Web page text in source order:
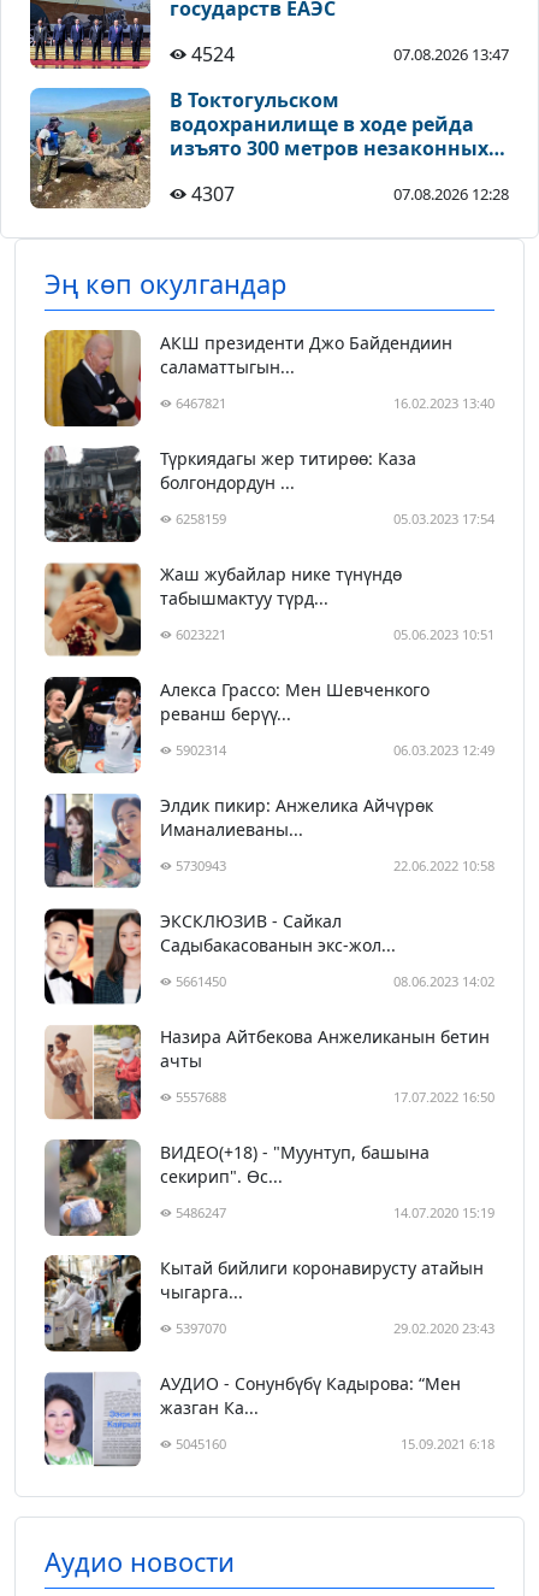
государств ЕАЭС
4524
07.08.2026 13:47
В Токтогульском
водохранилище в ходе рейда
изъято 300 метров незаконных
4307
07.08.2026 12:28
Эң көп окулгандар
АКШ президенти Джо Байдендиин
саламаттыгын...
6467821 16.02.2023 13:40
Түркиядагы жер титирөө: Каза
болгондордун ...
6258159 05.03.2023 17:54
Жаш жубайлар нике түнүндө
табышмактуу түрд...
6023221 05.06.2023 10:51
Алекса Грассо: Мен Шевченкого
реванш берүү...
5902314 06.03.2023 12:49
Элдик пикир: Анжелика Айчүрөк
Иманалиеваны...
5730943 22.06.2022 10:58
ЭКСКЛЮЗИВ - Сайкал
Садыбакасованын экс-жол...
5661450 08.06.2023 14:02
Назира Айтбекова Анжеликанын бетин
ачты
5557688 17.07.2022 16:50
ВИДЕО(+18) - "Муунтуп, башына
секирип". Өс...
5486247 14.07.2020 15:19
Кытай бийлиги коронавирусту атайын
чыгарга...
5397070 29.02.2020 23:43
АУДИО - Сонунбүбү Кадырова: “Мен
жазган Ка...
5045160 15.09.2021 6:18
Аудио новости